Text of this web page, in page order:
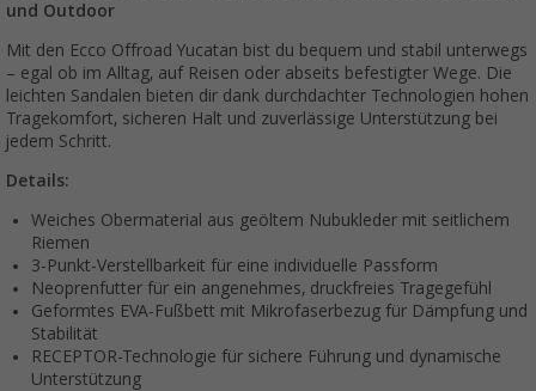
und Outdoor
Mit den Ecco Offroad Yucatan bist du bequem und stabil unterwegs
– egal ob im Alltag, auf Reisen oder abseits befestigter Wege. Die
leichten Sandalen bieten dir dank durchdachter Technologien hohen
Tragekomfort, sicheren Halt und zuverlässige Unterstützung bei
jedem Schritt.
Details:
Weiches Obermaterial aus geöltem Nubukleder mit seitlichem
Riemen
3-Punkt-Verstellbarkeit für eine individuelle Passform
Neoprenfutter für ein angenehmes, druckfreies Tragegefühl
Geformtes EVA-Fußbett mit Mikrofaserbezug für Dämpfung und
Stabilität
RECEPTOR-Technologie für sichere Führung und dynamische
Unterstützung